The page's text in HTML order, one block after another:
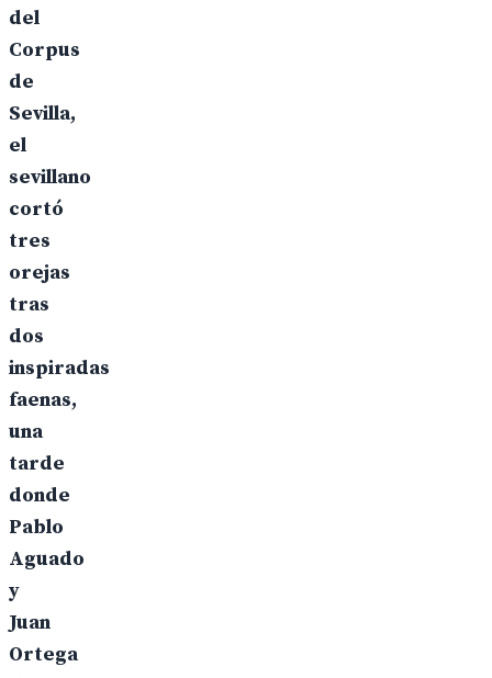
del
Corpus
de
Sevilla,
el
sevillano
cortó
tres
orejas
tras
dos
inspiradas
faenas,
una
tarde
donde
Pablo
Aguado
y
Juan
Ortega